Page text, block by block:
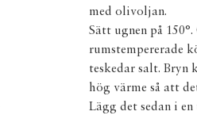
med olivoljan.
Sätt ugnen på
rumstempererade
teskedar salt. Bryn
hög värme så att
Lägg det sedan i